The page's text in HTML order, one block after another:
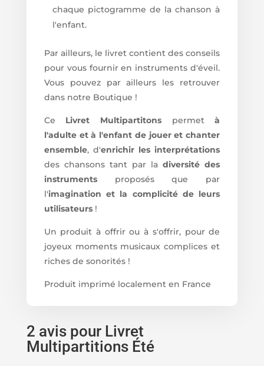
chaque pictogramme de la chanson à
l'enfant.
Par ailleurs, le livret contient des conseils
pour vous fournir en instruments d'éveil.
Vous pouvez par ailleurs les retrouver
dans notre Boutique !
Ce Livret Multipartitons permetà
l'adulte et à l'enfant de jouer et chanter
ensemble, d'enrichir les interprétations
des chansons tant par ladiversité des
instrumentsproposés que par
l'imagination et la complicité de leurs
utilisateurs!
Un produit à offrir ou à s'offrir, pour de
joyeux moments musicaux complices et
riches de sonorités !
Produit imprimé localement en France
2 avis pour Livret
Multipartitions Été